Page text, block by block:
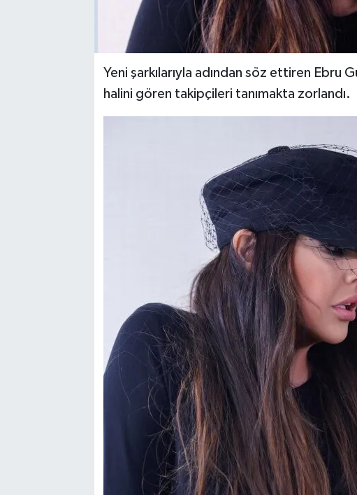
Yeni şarkılarıyla adından söz ettiren Ebru
halini gören takipçileri tanımakta zorlandı.